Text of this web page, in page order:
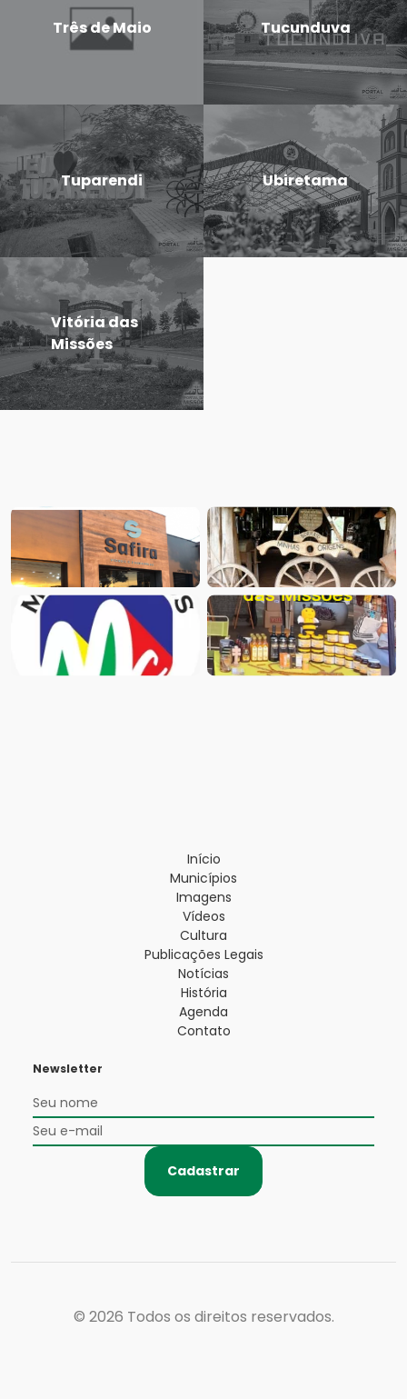
Três de Maio Tucunduva
Tuparendi Ubiretama
Vitória das
Missões
Início
Municípios
Imagens
Vídeos
Cultura
Publicações Legais
Notícias
História
Agenda
Contato
Newsletter
Cadastrar
© 2026 Todos os direitos reservados.